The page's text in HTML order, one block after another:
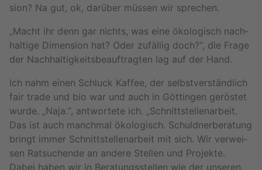
si­on? Na gut, ok, dar­über müs­sen wir spre­chen.
„Macht ihr denn gar nichts, was eine öko­lo­gisch nach­
hal­ti­ge Di­men­si­on hat? Oder zu­fäl­lig doch?“, die Frage
der Nach­hal­tig­keits­be­auf­trag­ten lag auf der Hand.
Ich nahm einen Schluck Kaf­fee, der selbst­ver­ständ­lich
fair trade und bio war und auch in Göt­tin­gen ge­rös­tet
wurde. „Naja.“, ant­wor­te­te ich. „Schnitt­stel­len­ar­beit.
Das ist auch manch­mal öko­lo­gisch. Schuld­ner­be­ra­tung
bringt immer Schnitt­stel­len­ar­beit mit sich. Wir ver­wei­
sen Rat­su­chen­de an an­de­re Stel­len und Pro­jek­te.
Dabei haben wir in Be­ra­tungs­stel­len wie der un­se­ren,